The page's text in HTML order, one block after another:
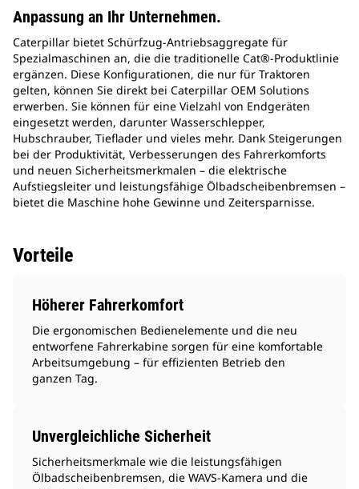
Anpassung an Ihr Unternehmen.
Caterpillar bietet Schürfzug-Antriebsaggregate für
Spezialmaschinen an, die die traditionelle Cat®-Produktlinie
ergänzen. Diese Konfigurationen, die nur für Traktoren
gelten, können Sie direkt bei Caterpillar OEM Solutions
erwerben. Sie können für eine Vielzahl von Endgeräten
eingesetzt werden, darunter Wasserschlepper,
Hubschrauber, Tieflader und vieles mehr. Dank Steigerungen
bei der Produktivität, Verbesserungen des Fahrerkomforts
und neuen Sicherheitsmerkmalen – die elektrische
Aufstiegsleiter und leistungsfähige Ölbadscheibenbremsen –
bietet die Maschine hohe Gewinne und Zeitersparnisse.
Vorteile
Höherer Fahrerkomfort
Die ergonomischen Bedienelemente und die neu
entworfene Fahrerkabine sorgen für eine komfortable
Arbeitsumgebung – für effizienten Betrieb den
ganzen Tag.
Unvergleichliche Sicherheit
Sicherheitsmerkmale wie die leistungsfähigen
Ölbadscheibenbremsen, die WAVS-Kamera und die